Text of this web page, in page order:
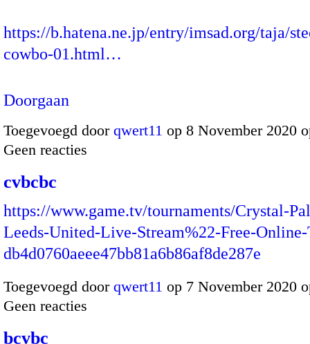
https://b.hatena.ne.jp/entry/imsad.org/taja/
cowbo-01.html…
Doorgaan
Toegevoegd door qwert11 op 8 November 2020
Geen reacties
cvbcbc
https://www.game.tv/tournaments/Crystal-
Leeds-United-Live-Stream%22-Free-
db4d0760aeee47bb81a6b86af8de287e
Toegevoegd door qwert11 op 7 November 2020
Geen reacties
bcvbc